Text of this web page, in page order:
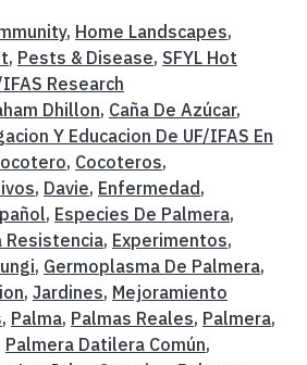
, Home Landscapes,
, Pests & Disease, SFYL Hot
IFAS Research
Dhillon, Caña De Azúcar,
Y Educacion De UF/IFAS En
, Cocoteros,
, Davie, Enfermedad ,
, Especies De Palmera,
Resistencia, Experimentos,
, Germoplasma De Palmera,
, Jardines, Mejoramiento
, Palma, Palmas Reales, Palmera,
Palmera Datilera Común,